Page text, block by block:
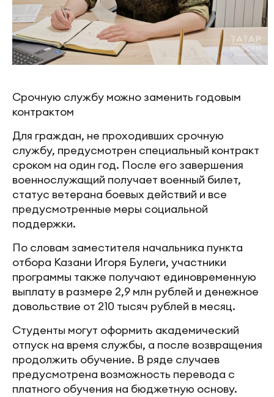
Срочную службу можно заменить годовым
контрактом
Для граждан, не проходивших срочную
службу, предусмотрен специальный контракт
сроком на один год. После его завершения
военнослужащий получает военный билет,
статус ветерана боевых действий и все
предусмотренные меры социальной
поддержки.
По словам заместителя начальника пункта
отбора Казани Игоря Булеги, участники
программы также получают единовременную
выплату в размере 2,9 млн рублей и денежное
довольствие от 210 тысяч рублей в месяц.
Студенты могут оформить академический
отпуск на время службы, а после возвращения
продолжить обучение. В ряде случаев
предусмотрена возможность перевода с
платного обучения на бюджетную основу.